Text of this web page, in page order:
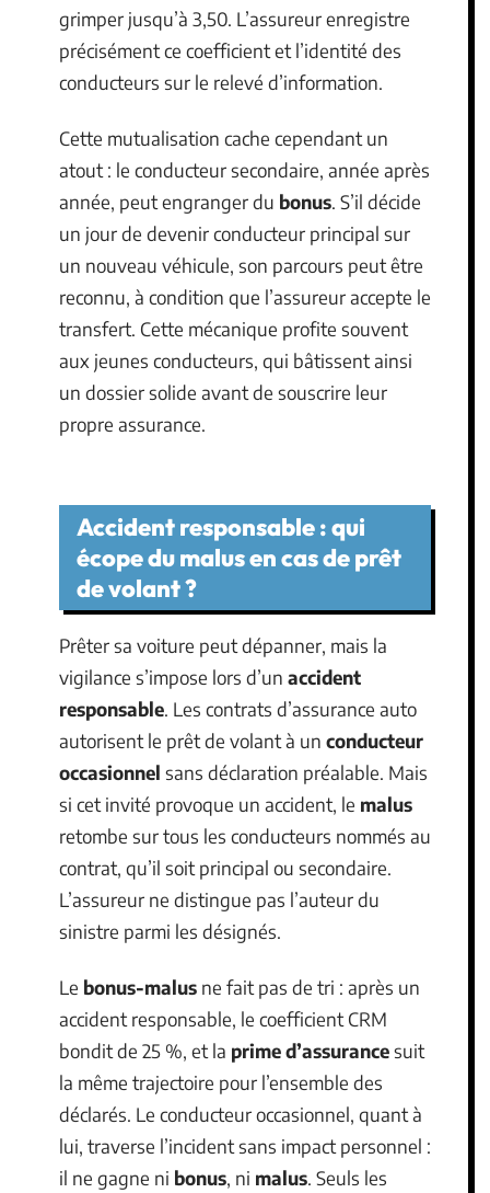
grimper jusqu’à 3,50. L’assureur enregistre
précisément ce coefficient et l’identité des
conducteurs sur le relevé d’information.
Cette mutualisation cache cependant un
atout : le conducteur secondaire, année après
année, peut engranger du bonus. S’il décide
un jour de devenir conducteur principal sur
un nouveau véhicule, son parcours peut être
reconnu, à condition que l’assureur accepte le
transfert. Cette mécanique profite souvent
aux jeunes conducteurs, qui bâtissent ainsi
un dossier solide avant de souscrire leur
propre assurance.
Accident responsable : qui
écope du malus en cas de prêt
de volant ?
Prêter sa voiture peut dépanner, mais la
vigilance s’impose lors d’un accident
responsable. Les contrats d’assurance auto
autorisent le prêt de volant à un conducteur
occasionnel sans déclaration préalable. Mais
si cet invité provoque un accident, le malus
retombe sur tous les conducteurs nommés au
contrat, qu’il soit principal ou secondaire.
L’assureur ne distingue pas l’auteur du
sinistre parmi les désignés.
Le bonus-malus ne fait pas de tri : après un
accident responsable, le coefficient CRM
bondit de 25 %, et la prime d’assurancesuit
la même trajectoire pour l’ensemble des
déclarés. Le conducteur occasionnel, quant à
lui, traverse l’incident sans impact personnel :
il ne gagne ni bonus, ni malus. Seuls les